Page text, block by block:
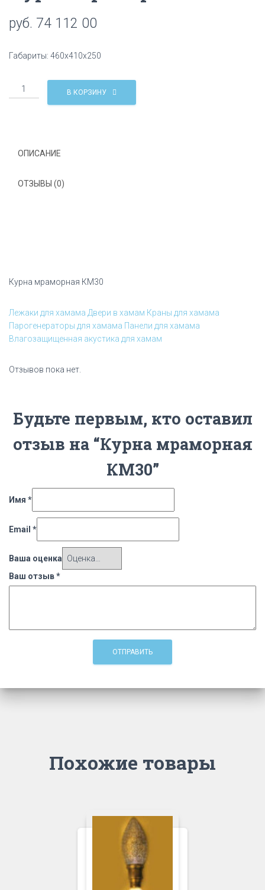
руб. 74 112 00
Габариты: 460х410х250
Количество
Курна
В КОРЗИНУ
ОПИСАНИЕ
ОТЗЫВЫ (0)
Курна мраморная КМ30
Лежаки для хамама Двери в хамам Краны для хамама
Парогенераторы для хамама Панели для хамама
Влагозащищенная акустика для хамам
Отзывов пока нет.
Будьте первым, кто оставил
отзыв на “Курна мраморная
КМ30”
Имя *
Email *
Ваша оценка
Ваш отзыв*
Похожие товары